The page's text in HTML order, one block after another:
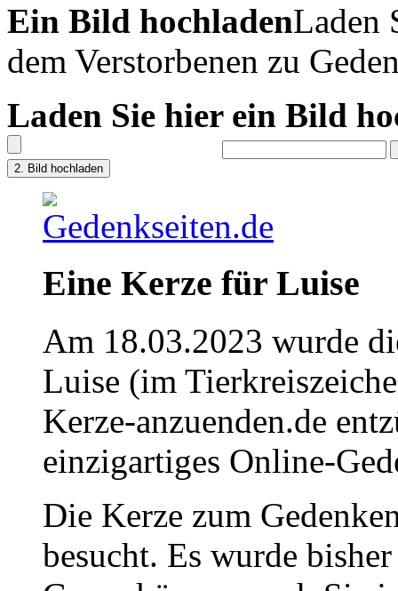
Ein Bild hochladenLaden
dem Verstorbenen zu
Laden Sie hier ein Bild
Eine Kerze für Luise
Am 18.03.2023 wurde
Luise (im
Kerze-anzuenden.de
einzigartiges Online-
Die Kerze zum
besucht. Es wurde